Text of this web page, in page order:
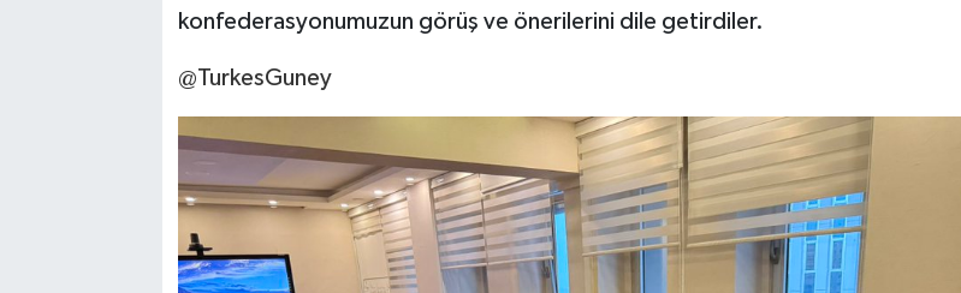
konfederasyonumuzun görüş ve önerilerini dile getirdiler.
@TurkesGuney